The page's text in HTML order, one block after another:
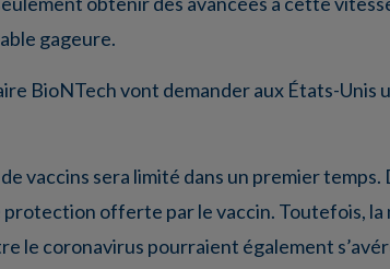
gageure.
BioNTech vont demander aux États-Unis
vaccins sera limité dans un premier
offerte par le vaccin. Toutefois, la
le coronavirus pourraient également